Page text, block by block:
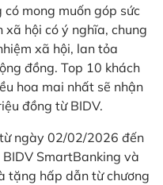
mong muốn góp sức
hội có ý nghĩa, chung
xã hội, lan tỏa
đồng. Top 10 khách
hoa mai nhất sẽ nhận
đồng từ BIDV.
ngày 02/02/2026 đến
SmartBanking và
tặng hấp dẫn từ chương